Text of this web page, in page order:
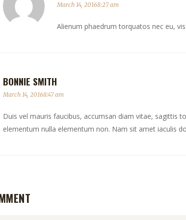
March 14, 20168:27 am
Alienum phaedrum torquatos nec eu,
BONNIE SMITH
March 14, 20168:47 am
Duis vel mauris faucibus, accumsan diam vitae, sagittis
elementum nulla elementum non. Nam sit amet iaculis